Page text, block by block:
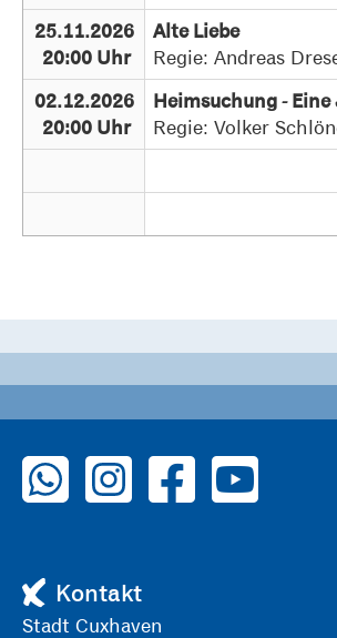
25.11.2026
20:00 Uhr
Alte Liebe
Regie: Andreas
02.12.2026
20:00 Uhr
Heimsuchung -
Regie: Volker
zu WhatsAppzu Instagramzu Facebook
zu YouTube
Kontakt
Stadt Cuxhaven